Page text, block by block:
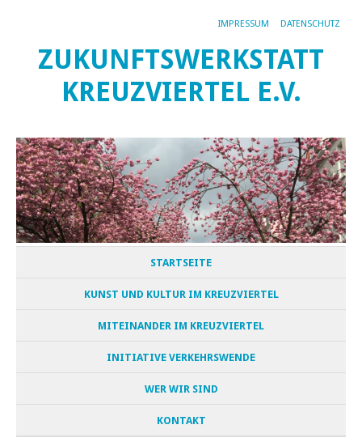
IMPRESSUM DATENSCHUTZ
ZUKUNFTSWERKSTATT
KREUZVIERTEL E.V.
STARTSEITE
KUNST UND KULTUR IM KREUZVIERTEL
MITEINANDER IM KREUZVIERTEL
INITIATIVE VERKEHRSWENDE
WER WIR SIND
KONTAKT